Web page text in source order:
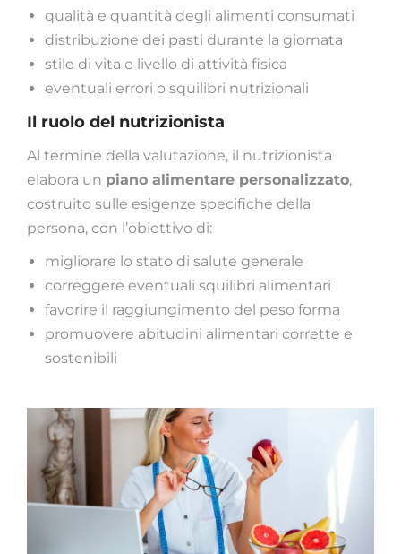
qualità e quantità degli alimenti consumati
distribuzione dei pasti durante la giornata
stile di vita e livello di attività fisica
eventuali errori o squilibri nutrizionali
Il ruolo del nutrizionista
Al termine della valutazione, il nutrizionista
elabora un piano alimentare personalizzato,
costruito sulle esigenze specifiche della
persona, con l’obiettivo di:
migliorare lo stato di salute generale
correggere eventuali squilibri alimentari
favorire il raggiungimento del peso forma
promuovere abitudini alimentari corrette e
sostenibili